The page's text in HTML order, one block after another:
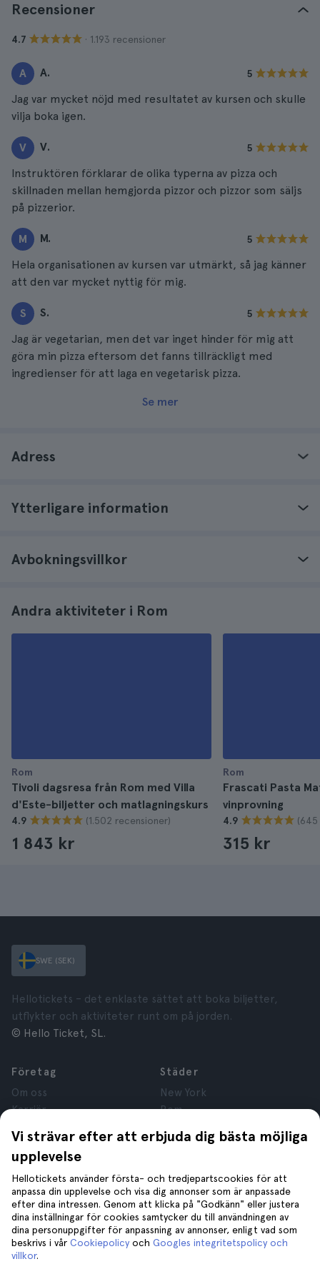
Recensioner
4.7 · 1.193 recensioner
A A. 5
Jag var mycket nöjd med resultatet av kursen och skulle
vilja boka igen.
V V. 5
Instruktören förklarar de olika typerna av pizza och
skillnaden mellan hemgjorda pizzor och pizzor som säljs
på pizzerior.
M M. 5
Hela organisationen av kursen var utmärkt, så jag känner
att den var mycket nyttig för mig.
S S. 5
Jag är vegetarian, men det var inget hinder för mig att
göra min pizza eftersom det fanns tillräckligt med
ingredienser för att laga en vegetarisk pizza.
Se mer
Adress
Ytterligare information
Avbokningsvillkor
Andra aktiviteter i Rom
Rom
Tivoli dagsresa från Rom med Villa
d'Este-biljetter och matlagningskurs
4.9 (1.502 recensioner)
1 843 kr
Rom
Frascati Pasta
vinprovning
4.9 (645
315 kr
Vi strävar efter att erbjuda dig bästa möjliga
upplevelse
Hellotickets använder första- och tredjepartscookies för att
anpassa din upplevelse och visa dig annonser som är anpassade
efter dina intressen. Genom att klicka på "Godkänn" eller justera
dina inställningar för cookies samtycker du till användningen av
dina personuppgifter för anpassning av annonser, enligt vad som
beskrivs i vår Cookiepolicy och Googles integritetspolicy och
villkor.
SWE (SEK)
Hellotickets – det enklaste sättet att boka biljetter,
utflykter och aktiviteter runt om på jorden.
© Hello Ticket, SL.
Företag
Om oss
Karriär
Recensioner
Sekretess
Regler och villkor
Juridisk Rådgivning
Cookies
Städer
New York
Rom
London
Kraków
Tenerife
Hjälp Gå med oss på